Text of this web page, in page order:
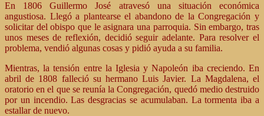
En 1806 Guillermo José atravesó una situación económica
angustiosa. Llegó a plantearse el abandono de la Congregación y
solicitar del obispo que le asignara una parroquia. Sin embargo, tras
unos meses de reflexión, decidió seguir adelante. Para resolver el
problema, vendió algunas cosas y pidió ayuda a su familia.
Mientras, la tensión entre la Iglesia y Napoleón iba creciendo. En
abril de 1808 falleció su hermano Luis Javier. La Magdalena, el
oratorio en el que se reunía la Congregación, quedó medio destruido
por un incendio. Las desgracias se acumulaban. La tormenta iba a
estallar de nuevo.